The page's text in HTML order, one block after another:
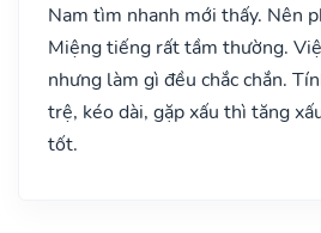
Nam tìm nhanh mới thấy. Nên
Miệng tiếng rất tầm thường.
nhưng làm gì đều chắc chắn.
trệ, kéo dài, gặp xấu thì tăng
tốt.